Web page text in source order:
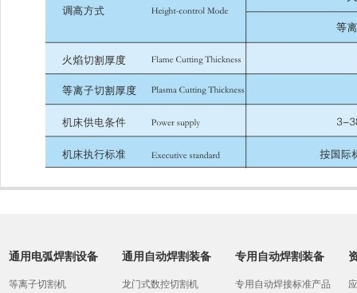
通用电弧焊割设备
等离子切割机
通用自动焊割装备
龙门式数控切割机
专用自动焊割装备
专用自动焊接标准产品